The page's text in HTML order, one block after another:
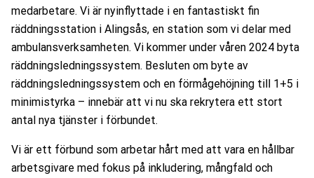
medarbetare. Vi är nyinflyttade i en fantastiskt fin
räddningsstation i Alingsås, en station som vi delar med
ambulansverksamheten. Vi kommer under våren 2024 byta
räddningsledningssystem. Besluten om byte av
räddningsledningssystem och en förmågehöjning till 1+5 i
minimistyrka – innebär att vi nu ska rekrytera ett stort
antal nya tjänster i förbundet.
Vi är ett förbund som arbetar hårt med att vara en hållbar
arbetsgivare med fokus på inkludering, mångfald och